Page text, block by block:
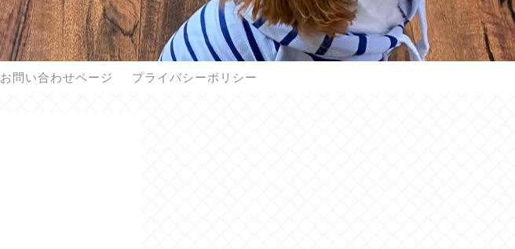
お問い合わせページ プライバシーポリシー